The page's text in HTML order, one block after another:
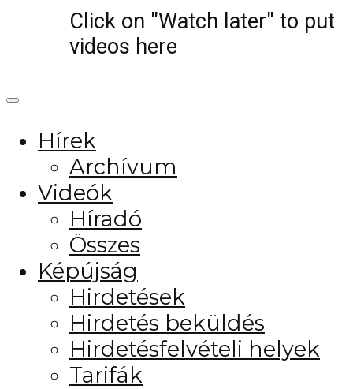
Click on "Watch later" to put
videos here
Hírek
Archívum
Videók
Híradó
Összes
Képújság
Hirdetések
Hirdetés beküldés
Hirdetésfelvételi helyek
Tarifák